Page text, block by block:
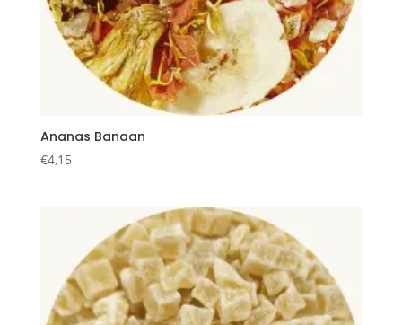
Ananas Banaan
€4,15